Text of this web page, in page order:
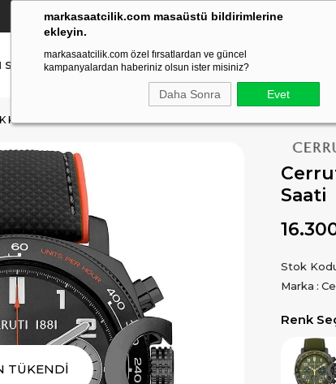
markasaatcilik.com masaüstü bildirimlerine
ekleyin.
markasaatcilik.com özel fırsatlardan ve güncel
kampanyalardan haberiniz olsun ister misiniz?
Daha Sonra Evet
YETKİLİ SATICI (Ücretsiz Kargo Ve İade)
ERKEK SAAT AKILLI SAAT
KOL SAATI
TÜKENDİ
Saati
Stok
Marka :
Renk
Ürün
Tükendi